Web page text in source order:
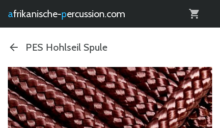
afrikanische- percussion.com
PES Hohlseil Spule